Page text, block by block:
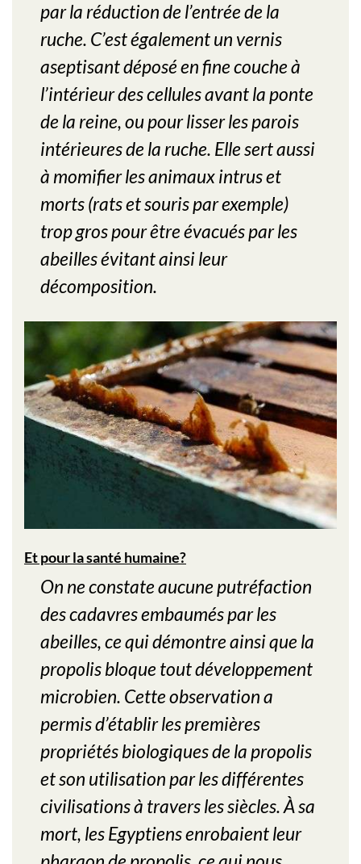
par la réduction de l’entrée de la
ruche. C’est également un vernis
aseptisant déposé en fine couche à
l’intérieur des cellules avant la ponte
de la reine, ou pour lisser les parois
intérieures de la ruche. Elle sert aussi
à momifier les animaux intrus et
morts (rats et souris par exemple)
trop gros pour être évacués par les
abeilles évitant ainsi leur
décomposition.
Et pour la santé humaine?
On ne constate aucune putréfaction
des cadavres embaumés par les
abeilles, ce qui démontre ainsi que la
propolis bloque tout développement
microbien. Cette observation a
permis d’établir les premières
propriétés biologiques de la propolis
et son utilisation par les différentes
civilisations à travers les siècles. À sa
mort, les Egyptiens enrobaient leur